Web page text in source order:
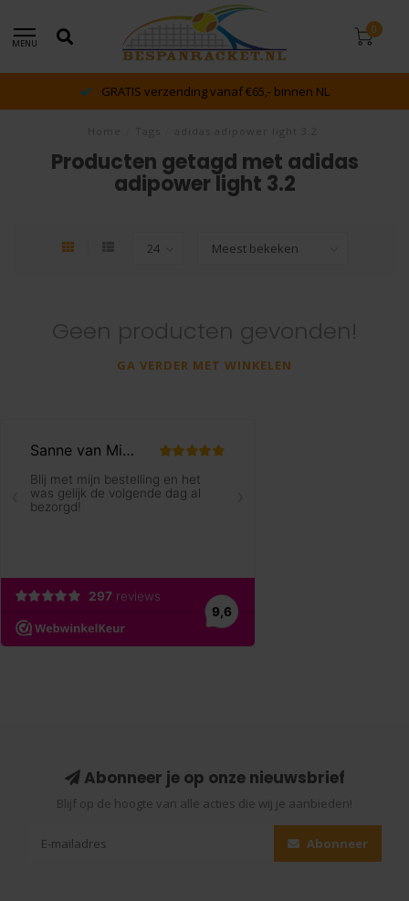
MENU
0
GRATIS verzending vanaf €65,- binnen NL
Producten getagd met adidas
adipower light 3.2
Geen producten gevonden!
GA VERDER MET WINKELEN
Abonneer je op onze nieuwsbrief
Blijf op de hoogte van alle acties die wij je aanbieden!
Abonneer